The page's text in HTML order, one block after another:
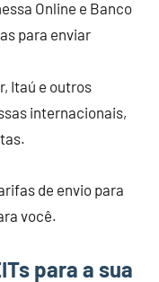
Online e Banco
para enviar
Itaú e outros
internacionais,
de envio para
você.
para a sua